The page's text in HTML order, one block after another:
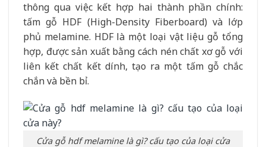
thông qua việc kết hợp hai thành phần chính:
tấm gỗ HDF (High-Density Fiberboard) và lớp
phủ melamine. HDF là một loại vật liệu gỗ tổng
hợp, được sản xuất bằng cách nén chất xơ gỗ với
liên kết chất kết dính, tạo ra một tấm gỗ chắc
chắn và bền bỉ.
Cửa gỗ hdf melamine là gì? cấu tạo của loại cửa